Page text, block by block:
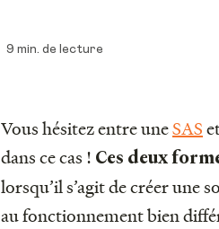
9 min. de lecture
Vous hésitez entre uneSAS
dans ce cas ! Ces deux
lorsqu’il s’agit de créer une
au fonctionnement bien